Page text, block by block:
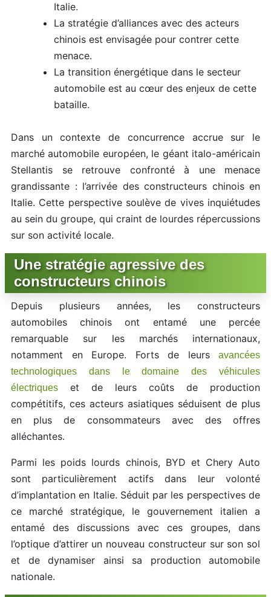
Italie.
La stratégie d’alliances avec des acteurs
chinois est envisagée pour contrer cette
menace.
La transition énergétique dans le secteur
automobile est au cœur des enjeux de cette
bataille.
Dans un contexte de concurrence accrue sur le
marché automobile européen, le géant italo-américain
Stellantis se retrouve confronté à une menace
grandissante : l’arrivée des constructeurs chinois en
Italie. Cette perspective soulève de vives inquiétudes
au sein du groupe, qui craint de lourdes répercussions
sur son activité locale.
Une stratégie agressive des
constructeurs chinois
Depuis plusieurs années, les constructeurs
automobiles chinois ont entamé une percée
remarquable sur les marchés internationaux,
notamment en Europe. Forts de leurs avancées
technologiques dans le domaine des véhicules
électriques et de leurs coûts de production
compétitifs, ces acteurs asiatiques séduisent de plus
en plus de consommateurs avec des offres
alléchantes.
Parmi les poids lourds chinois, BYD et Chery Auto
sont particulièrement actifs dans leur volonté
d’implantation en Italie. Séduit par les perspectives de
ce marché stratégique, le gouvernement italien a
entamé des discussions avec ces groupes, dans
l’optique d’attirer un nouveau constructeur sur son sol
et de dynamiser ainsi sa production automobile
nationale.